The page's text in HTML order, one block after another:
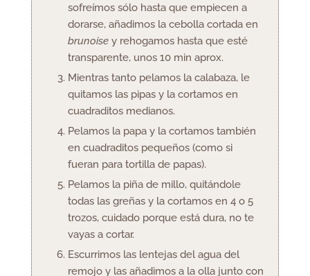
sofreímos sólo hasta que empiecen a
dorarse, añadimos la cebolla cortada en
brunoisey rehogamos hasta que esté
transparente, unos 10 min aprox.
Mientras tanto pelamos la calabaza, le
quitamos las pipas y la cortamos en
cuadraditos medianos.
Pelamos la papa y la cortamos también
en cuadraditos pequeños (como si
fueran para tortilla de papas).
Pelamos la piña de millo, quitándole
todas las greñas y la cortamos en 4 o 5
trozos, cuidado porque está dura, no te
vayas a cortar.
Escurrimos las lentejas del agua del
remojo y las añadimos a la olla junto con